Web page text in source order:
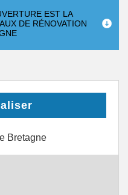
EST LA
DE RÉNOVATION
Bretagne